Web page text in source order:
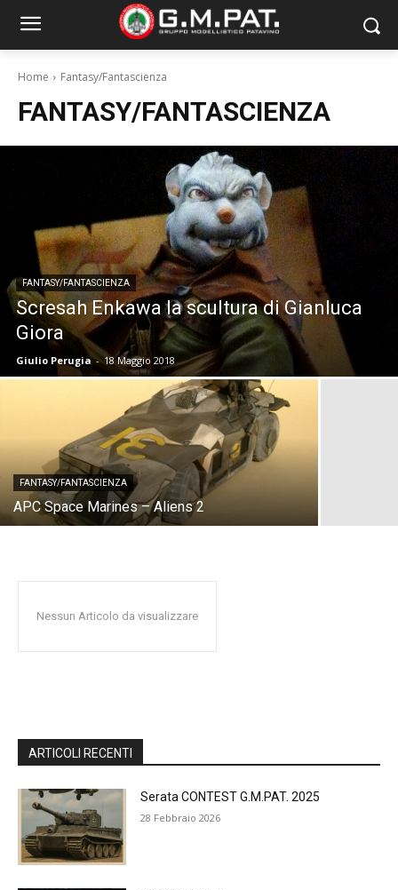
Home Fantasy/Fantascienza
FANTASY/FANTASCIENZA
FANTASY/FANTASCIENZA
Scresah Enkawa la scultura di Gianluca
Giora
Giulio Perugia - 18 Maggio 2018
FANTASY/FANTASCIENZA
APC Space Marines – Aliens 2
Nessun Articolo da visualizzare
ARTICOLI RECENTI
Serata CONTEST G.M.PAT. 2025
28 Febbraio 2026